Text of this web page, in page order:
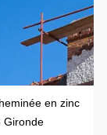
en zinc
Gironde